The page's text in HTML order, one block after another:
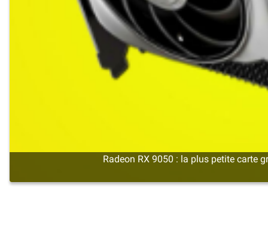
Radeon RX 9050 : la plus petite carte